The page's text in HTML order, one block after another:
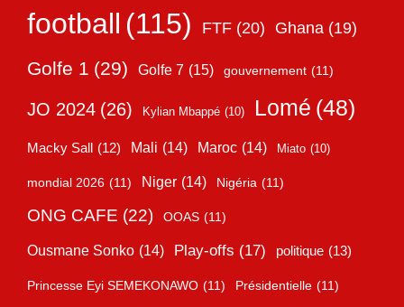
football (115) FTF (20) Ghana (19)
Golfe 1 (29) Golfe 7 (15) gouvernement (11)
JO 2024 (26) Kylian Mbappé (10) Lomé (48)
Macky Sall (12) Mali (14) Maroc (14) Miato (10)
mondial 2026 (11) Niger (14) Nigéria (11)
ONG CAFE (22) OOAS (11)
Ousmane Sonko (14) Play-offs (17) politique (13)
Princesse Eyi SEMEKONAWO (11) Présidentielle (11)